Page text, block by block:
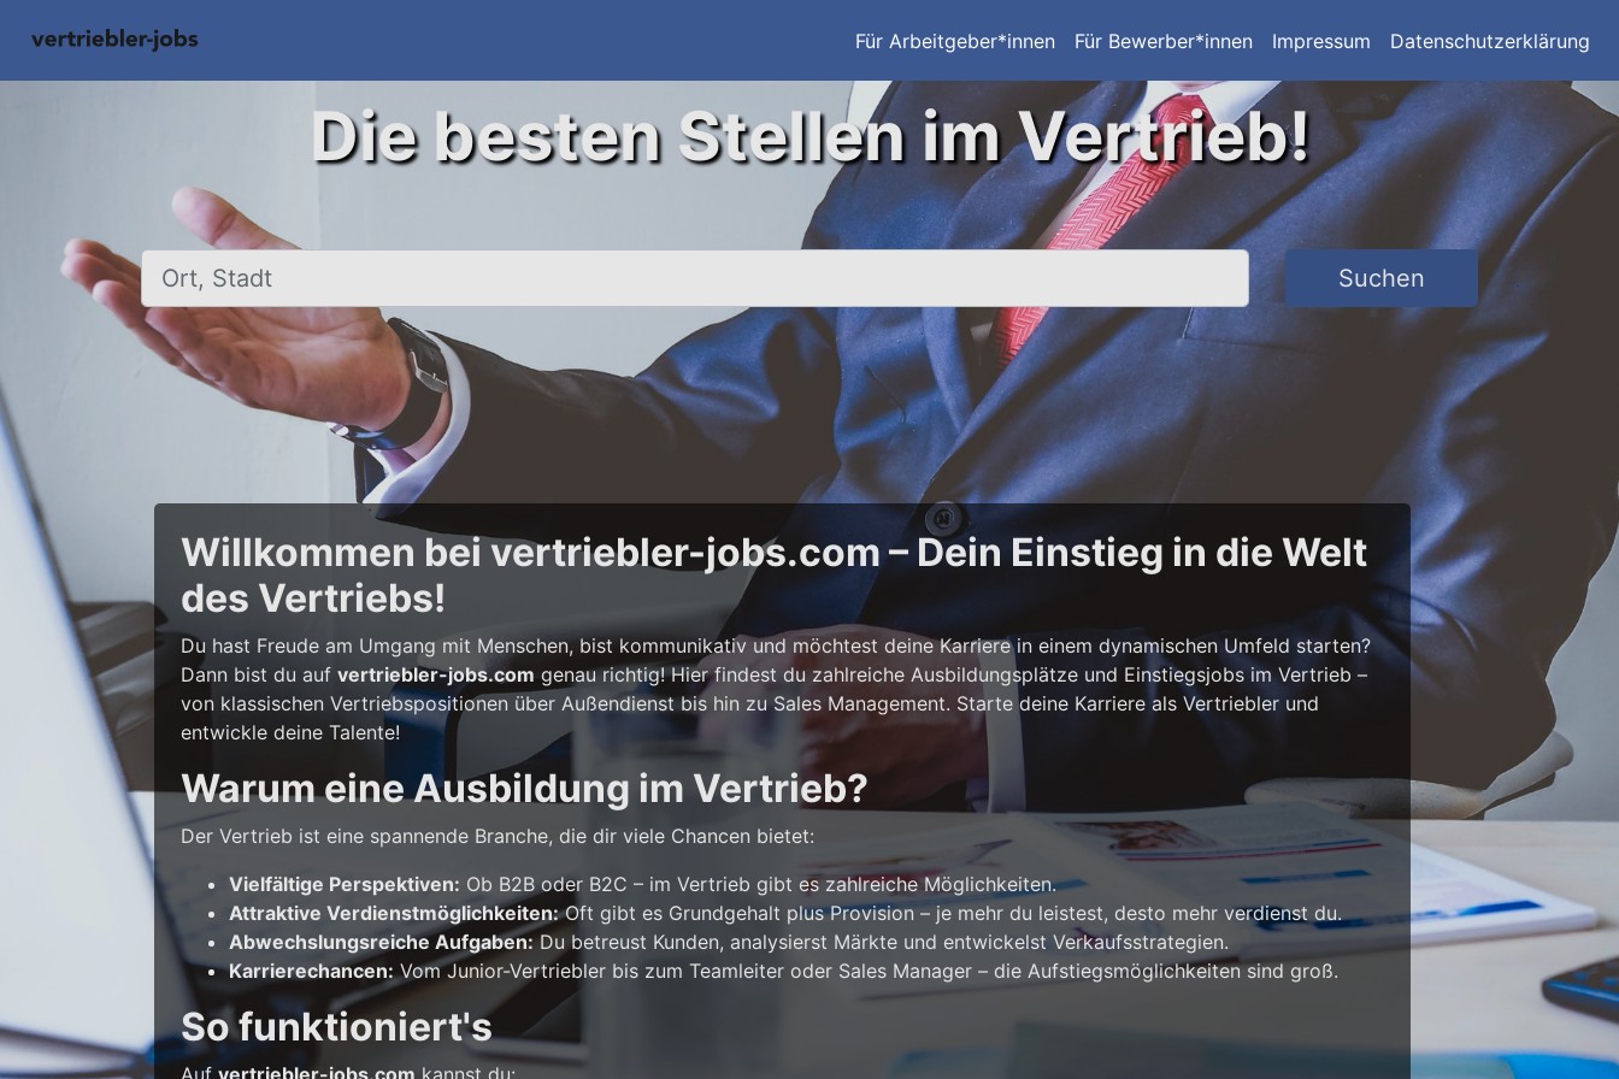
Für Arbeitgeber*innen Für Bewerber*innen Impressum Datenschutzerklärung
Die besten Stellen im Vertrieb!
Ort, Stadt Suchen
Willkommen bei vertriebler-jobs.com – Dein Einstieg in die Welt
des Vertriebs!
Du hast Freude am Umgang mit Menschen, bist kommunikativ und möchtest deine Karriere in einem dynamischen Umfeld starten?
Dann bist du aufvertriebler-jobs.com genau richtig! Hier findest du zahlreiche Ausbildungsplätze und Einstiegsjobs im Vertrieb –
von klassischen Vertriebspositionen über Außendienst bis hin zu Sales Management. Starte deine Karriere als Vertriebler und
entwickle deine Talente!
Warum eine Ausbildung im Vertrieb?
Der Vertrieb ist eine spannende Branche, die dir viele Chancen bietet:
Vielfältige Perspektiven: Ob B2B oder B2C – im Vertrieb gibt es zahlreiche Möglichkeiten.
Attraktive Verdienstmöglichkeiten:Oft gibt es Grundgehalt plus Provision – je mehr du leistest, desto mehr verdienst du.
Abwechslungsreiche Aufgaben:Du betreust Kunden, analysierst Märkte und entwickelst Verkaufsstrategien.
Karrierechancen:Vom Junior-Vertriebler bis zum Teamleiter oder Sales Manager – die Aufstiegsmöglichkeiten sind groß.
So funktioniert's